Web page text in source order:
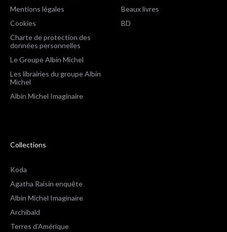
Mentions légales
Cookies
Charte de protection des
données personnelles
Le Groupe Albin Michel
Les librairies du groupe Albin
Michel
Albin Michel Imaginaire
Beaux livres
BD
Collections
Koda
Agatha Raisin enquête
Albin Michel Imaginaire
Archibald
Terres d'Amérique